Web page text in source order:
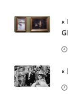
«
«